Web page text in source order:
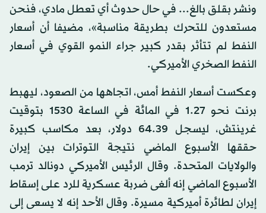
ونشر بقلق بالغ... في حال حدوث أي تعطل مادي، فنحن
مستعدون للتحرك بطريقة مناسبة»، مضيفا أن أسعار
النفط لم تتأثر بقدر كبير جراء النمو القوي في أسعار
النفط الصخري الأميركي.
وعكست أسعار النفط أمس، اتجاهها من الصعود، ليهبط
برنت نحو 1.27 في المائة في الساعة 1530 بتوقيت
غرينتش، ليسجل 64.39 دولار، بعد مكاسب كبيرة
حققها الأسبوع الماضي نتيجة التوترات بين إيران
والولايات المتحدة. وقال الرئيس الأميركي دونالد ترمب
الأسبوع الماضي إنه ألغى ضربة عسكرية للرد على إسقاط
إيران لطائرة أميركية مسيرة. وقال الأحد إنه لا يسعى إلى